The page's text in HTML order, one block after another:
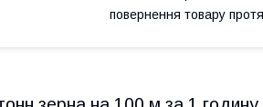
повернення товару